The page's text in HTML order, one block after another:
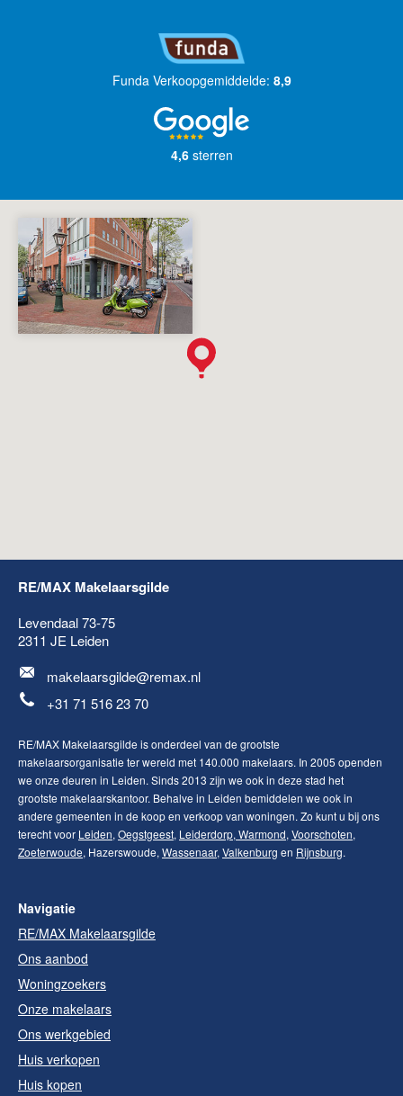
Funda Verkoopgemiddelde: 8,9
4,6sterren
RE/MAX Makelaarsgilde
Levendaal 73-75
2311 JE Leiden
makelaarsgilde@remax.nl
+31 71 516 23 70
RE/MAX Makelaarsgilde is onderdeel van de grootste
makelaarsorganisatie ter wereld met 140.000 makelaars. In 2005 openden
we onze deuren in Leiden. Sinds 2013 zijn we ook in deze stad het
grootste makelaarskantoor. Behalve in Leiden bemiddelen we ook in
andere gemeenten in de koop en verkoop van woningen. Zo kunt u bij ons
terecht voor Leiden, Oegstgeest, Leiderdorp, Warmond, Voorschoten,
Zoeterwoude, Hazerswoude, Wassenaar, Valkenburg en Rijnsburg.
Navigatie
RE/MAX Makelaarsgilde
Ons aanbod
Woningzoekers
Onze makelaars
Ons werkgebied
Huis verkopen
Huis kopen